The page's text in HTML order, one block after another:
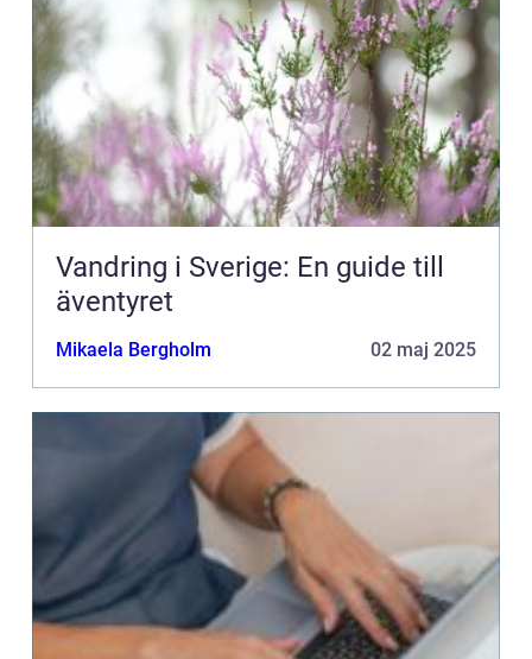
Vandring i Sverige: En guide till
äventyret
Mikaela Bergholm 02 maj 2025